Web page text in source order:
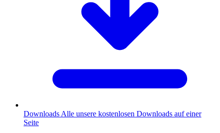
Downloads Alle unsere kostenlosen Downloads auf einer
Seite